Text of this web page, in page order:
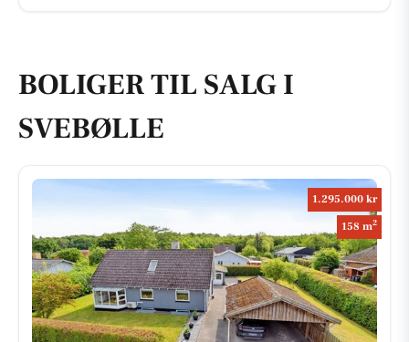
BOLIGER TIL SALG I
SVEBØLLE
1.295.000 kr
158 m2